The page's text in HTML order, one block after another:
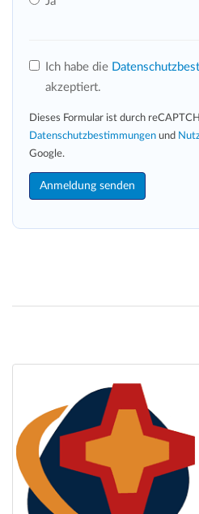
Ich habe die
akzeptiert.
Dieses Formular ist durch
Datenschutzbestimmungen und
Google.